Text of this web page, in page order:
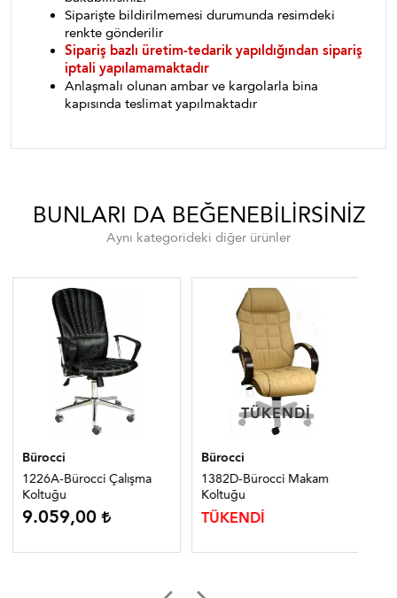
Siparişte bildirilmemesi durumunda resimdeki
renkte gönderilir
Sipariş bazlı üretim-tedarik yapıldığından sipariş
iptali yapılamamaktadır
Anlaşmalı olunan ambar ve kargolarla bina
kapısında teslimat yapılmaktadır
BUNLARI DA BEĞENEBILIRSINIZ
Aynı kategorideki diğer ürünler
Bürocci
1226A-Bürocci Çalışma
Koltuğu
9.059,00
TÜKENDI
TÜKENDI
Bürocci
1382D-Bürocci Makam
Koltuğu
TÜKENDİ